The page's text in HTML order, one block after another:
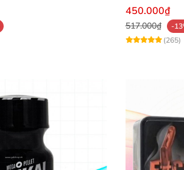
450.000₫
517.000₫
-
(265)